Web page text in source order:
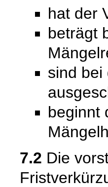
hat der
beträgt
sind bei
beginnt
7.2 Die